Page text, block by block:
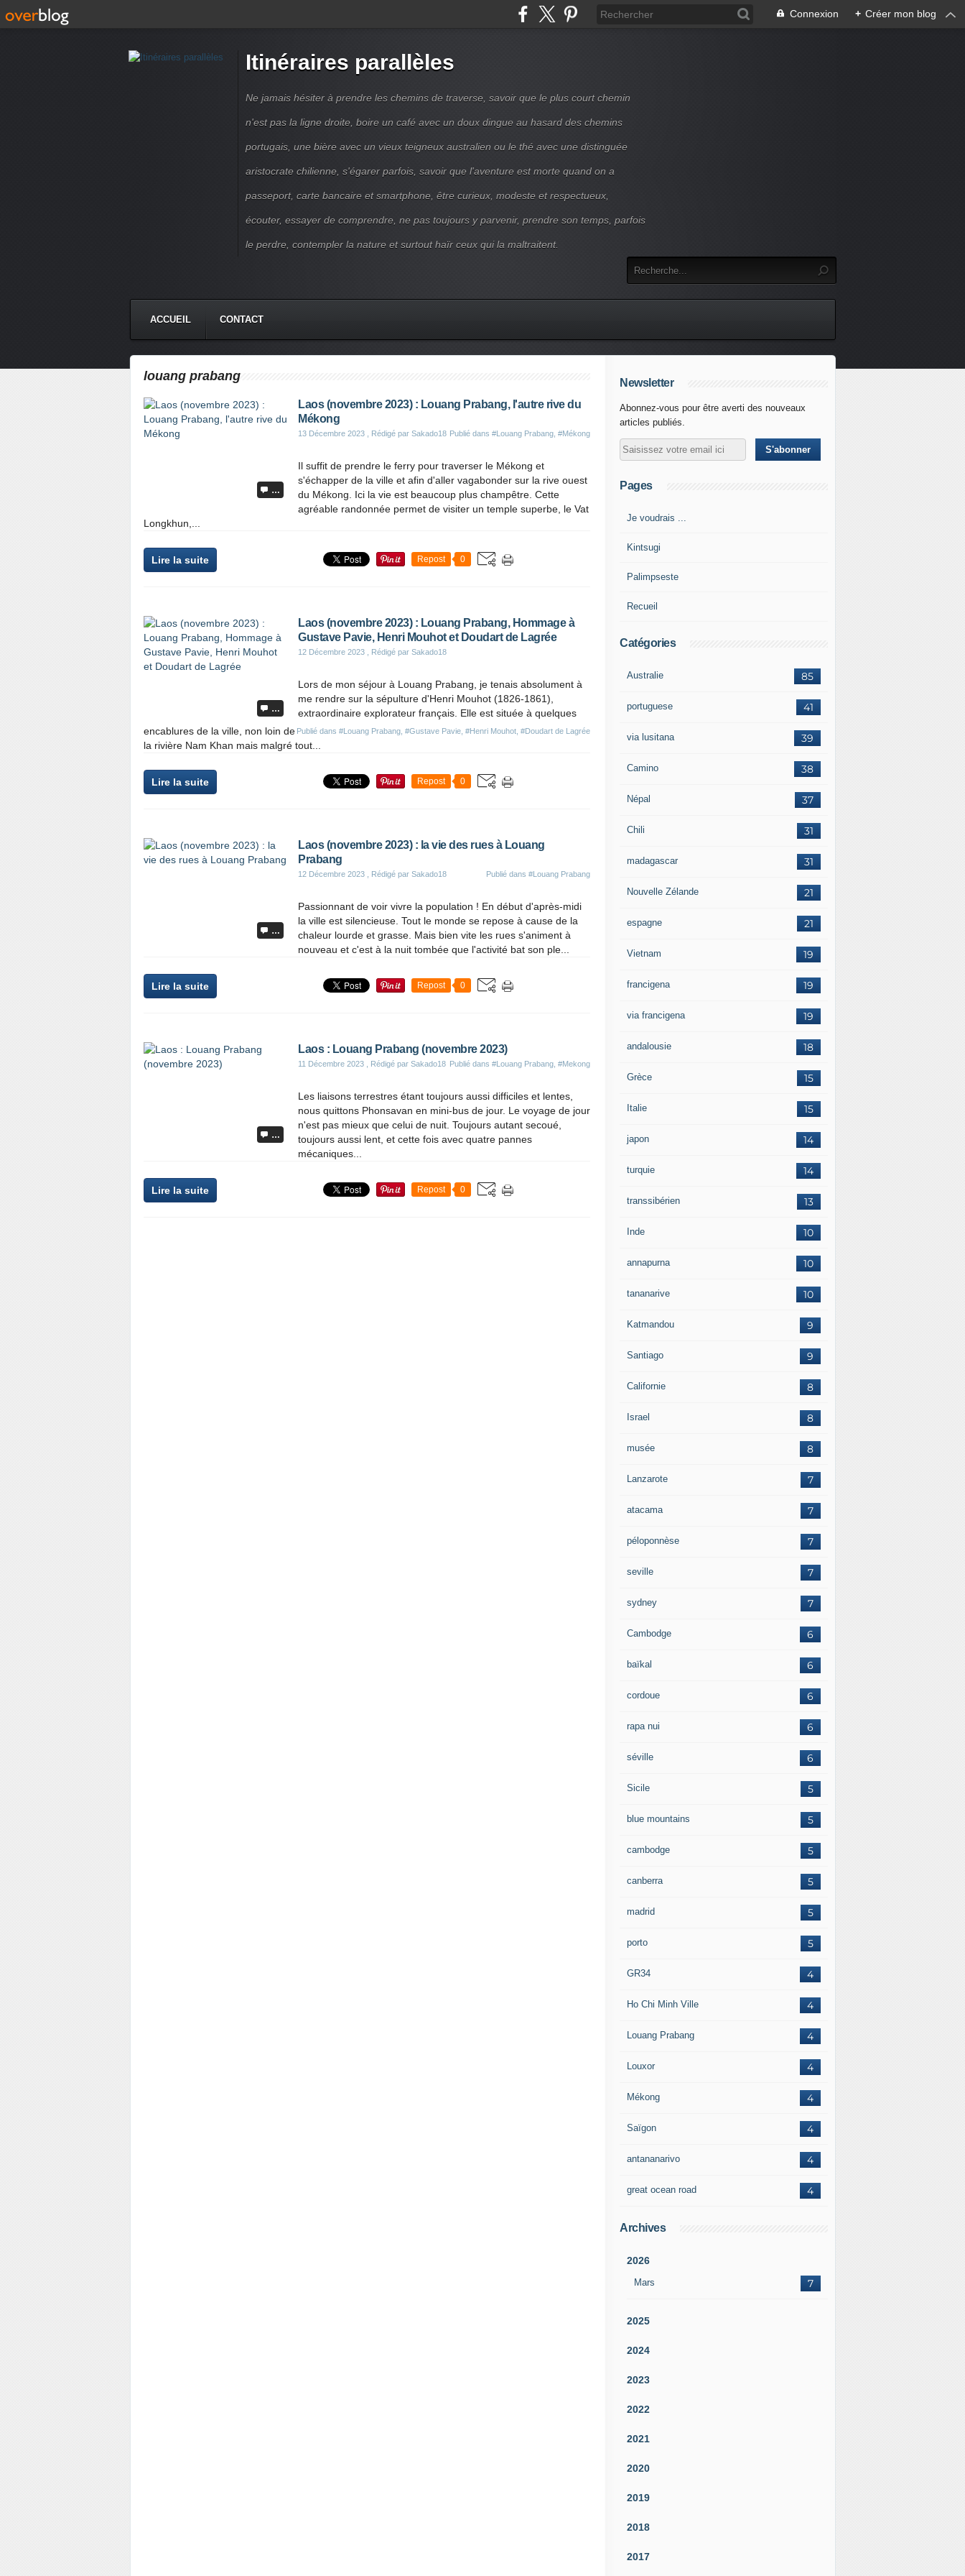
Connexion + Créer mon blog
Itinéraires parallèles
Ne jamais hésiter à prendre les chemins de traverse, savoir que le plus court chemin
n'est pas la ligne droite, boire un café avec un doux dingue au hasard des chemins
portugais, une bière avec un vieux teigneux australien ou le thé avec une distinguée
aristocrate chilienne, s'égarer parfois, savoir que l'aventure est morte quand on a
passeport, carte bancaire et smartphone, être curieux, modeste et respectueux,
écouter, essayer de comprendre, ne pas toujours y parvenir, prendre son temps, parfois
le perdre, contempler la nature et surtout haïr ceux qui la maltraitent.
ACCUEIL CONTACT
louang prabang
…
Laos (novembre 2023) : Louang Prabang, l'autre rive du
Mékong
13 Décembre 2023 , Rédigé par Sakado18 Publié dans #Louang Prabang #Mékong
Il suffit de prendre le ferry pour traverser le Mékong et
s'échapper de la ville et afin d'aller vagabonder sur la rive ouest
du Mékong. Ici la vie est beaucoup plus champêtre. Cette
agréable randonnée permet de visiter un temple superbe, le Vat
Longkhun,...
Lire la suite Repost 0
…
Laos (novembre 2023) : Louang Prabang, Hommage à
Gustave Pavie, Henri Mouhot et Doudart de Lagrée
12 Décembre 2023 , Rédigé par Sakado18
Publié dans #Louang Prabang #Gustave Pavie #Henri Mouhot #Doudart de Lagrée
Lors de mon séjour à Louang Prabang, je tenais absolument à
me rendre sur la sépulture d'Henri Mouhot (1826-1861),
extraordinaire explorateur français. Elle est située à quelques
encablures de la ville, non loin de
la rivière Nam Khan mais malgré tout...
Lire la suite Repost 0
…
Laos (novembre 2023) : la vie des rues à Louang
Prabang
12 Décembre 2023 , Rédigé par Sakado18 Publié dans #Louang Prabang
Passionnant de voir vivre la population ! En début d'après-midi
la ville est silencieuse. Tout le monde se repose à cause de la
chaleur lourde et grasse. Mais bien vite les rues s'animent à
nouveau et c'est à la nuit tombée que l'activité bat son ple...
Lire la suite Repost 0
…
Laos : Louang Prabang (novembre 2023)
11 Décembre 2023 , Rédigé par Sakado18 Publié dans #Louang Prabang #Mekong
Les liaisons terrestres étant toujours aussi difficiles et lentes,
nous quittons Phonsavan en mini-bus de jour. Le voyage de jour
n'est pas mieux que celui de nuit. Toujours autant secoué,
toujours aussi lent, et cette fois avec quatre pannes
mécaniques...
Lire la suite Repost 0
Newsletter
Abonnez-vous pour être averti des nouveaux
articles publiés.
Pages
Je voudrais ...
Kintsugi
Palimpseste
Recueil
Catégories
85
Australie
41
portuguese
39
via lusitana
38
Camino
37
Népal
31
Chili
31
madagascar
21
Nouvelle Zélande
21
espagne
19
Vietnam
19
francigena
19
via francigena
18
andalousie
15
Grèce
15
Italie
14
japon
14
turquie
13
transsibérien
10
Inde
10
annapurna
10
tananarive
9
Katmandou
9
Santiago
8
Californie
8
Israel
8
musée
7
Lanzarote
7
atacama
7
péloponnèse
7
seville
7
sydney
6
Cambodge
6
baïkal
6
cordoue
6
rapa nui
6
séville
5
Sicile
5
blue mountains
5
cambodge
5
canberra
5
madrid
5
porto
4
GR34
4
Ho Chi Minh Ville
4
Louang Prabang
4
Louxor
4
Mékong
4
Saïgon
4
antananarivo
4
great ocean road
Archives
2026
Mars 7
2025
2024
2023
2022
2021
2020
2019
2018
2017